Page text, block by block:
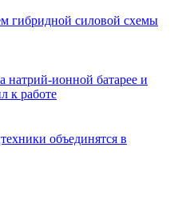
гибридной силовой схемы
натрий-ионной батарее и
к работе
объединятся в